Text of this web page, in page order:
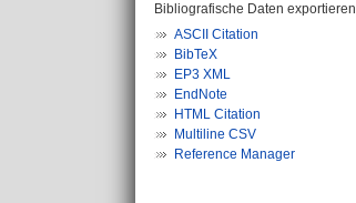
Bibliografische Daten exportieren
ASCII Citation
BibTeX
EP3 XML
EndNote
HTML Citation
Multiline CSV
Reference Manager